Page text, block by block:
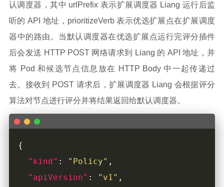
认调度器，其中 urlPrefix 表示扩展调度器 Liang 运行后监
听的 API 地址，prioritizeVerb 表示优选扩展点在扩展调度
器中的路由。当默认调度器在优选扩展点运行完评分插件
后会发送 HTTP POST 网络请求到 Liang 的 API 地址，并
将 Pod 和候选节点信息放在 HTTP Body 中一起传递过
去。接收到 POST 请求后，扩展调度器 Liang 会根据评分
算法对节点进行评分并将结果返回给默认调度器。
"kind" : "Policy"
"apiVersion" : "v1"